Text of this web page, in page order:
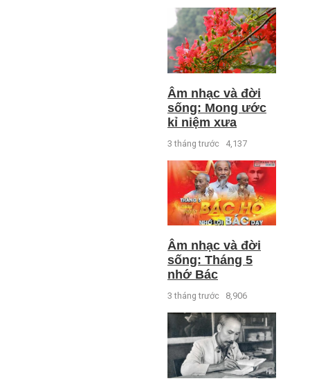
Âm nhạc và đời
sống: Mong ước
kỉ niệm xưa
3 tháng trước 4,137
Âm nhạc và đời
sống: Tháng 5
nhớ Bác
3 tháng trước 8,906